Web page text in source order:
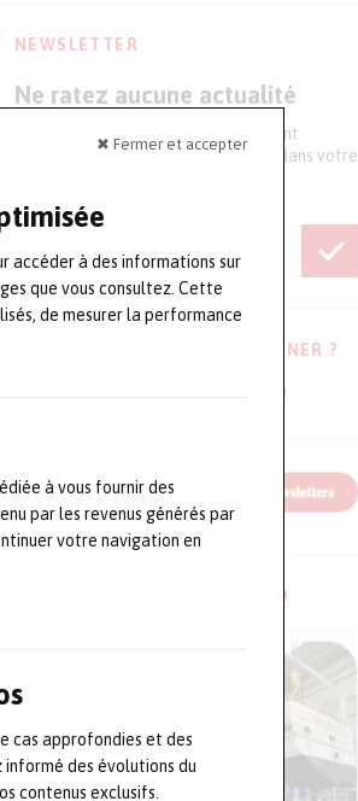
✖ Fermer et accepter
accéder à des informations sur
que vous consultez. Cette
de mesurer la performance
à vous fournir des
par les revenus générés par
votre navigation en
cas approfondies et des
informé des évolutions du
contenus exclusifs.
NEWSLETTER
Ne ratez aucune actualité
Tous les 15 jours, recevez directement
l'essentiel de l'actualité du secteur dans votre
VOUS HÉSITEZ À VOUS ABONNER ?
Consulter les dernières newsletters !
NOS CONFÉRENCES EN VIDÉO